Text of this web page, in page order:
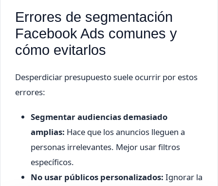
Errores de segmentación
Facebook Ads comunes y
cómo evitarlos
Desperdiciar presupuesto suele ocurrir por estos
errores:
Segmentar audiencias demasiado
amplias: Hace que los anuncios lleguen a
personas irrelevantes. Mejor usar filtros
específicos.
No usar públicos personalizados: Ignorar la